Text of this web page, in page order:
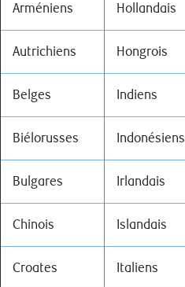
Arméniens Hollandais
Autrichiens Hongrois
Belges Indiens
Biélorusses Indonésiens
Bulgares Irlandais
Chinois Islandais
Croates Italiens